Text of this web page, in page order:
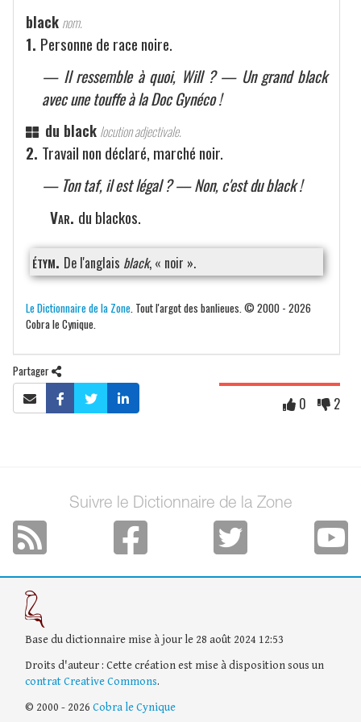
black nom.
1. Personne de race noire.
— Il ressemble à quoi, Will ? — Un grand black
avec une touffe à la Doc Gynéco !
du black locution adjectivale.
2. Travail non déclaré, marché noir.
— Ton taf, il est légal ? — Non, c'est du black !
Var. du blackos.
étym. De l'anglais black, « noir ».
Le Dictionnaire de la Zone . Tout l'argot des banlieues. © 2000 - 2026
Cobra le Cynique.
Partager
0 2
Suivre le Dictionnaire de la Zone
Base du dictionnaire mise à jour le 28 août 2024 12:53
Droits d'auteur : Cette création est mise à disposition sous un
contrat Creative Commons.
© 2000 - 2026 Cobra le Cynique